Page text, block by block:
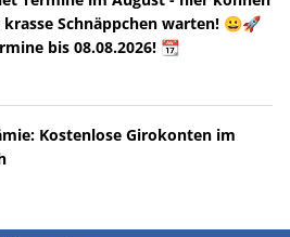
krasse Schnäppchen warten! 😀🚀
bis 08.08.2026! 📆
Kostenlose Girokonten im